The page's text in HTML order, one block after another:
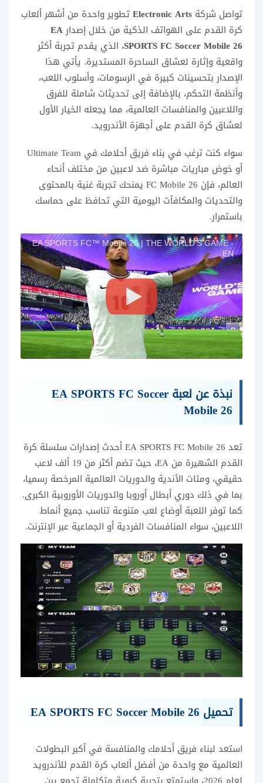
تواصل شركة Electronic Artsتطوير واحدة من أشهر ألعاب
كرة القدم على الهواتف الذكية من خلال إصدارEA
SPORTS FC Soccer Mobile 26، الذي يقدم تجربة أكثر
واقعية وإثارة لعشاق الساحرة المستديرة. يأتي هذا
الإصدار بتحسينات كبيرة في الرسومات، وأسلوب اللعب،
وأنظمة التحكم، بالإضافة إلى تحديثات شاملة للفرق
واللاعبين والمنافسات العالمية، مما يجعله الخيار الأول
لعشاق كرة القدم على أجهزة الأندرويد.
سواء كنت ترغب في بناء فريق أحلامك في Ultimate Team
أو خوض مباريات مباشرة ضد لاعبين من مختلف أنحاء
العالم، فإن FC Mobile 26 يمنحك تجربة غنية بالمحتوى
والتحديات والمكافآت اليومية التي تحافظ على حماسك
باستمرار.
EA SPORTS FC™ Mobile 26 | THE WORLD’S GAME -
EN
نبذة عن لعبة EA SPORTS FC Soccer
Mobile 26
تعد EA SPORTS FC Mobile 26 أحدث إصدارات سلسلة كرة
القدم الشهيرة من EA، حيث تضم أكثر من 19 ألف لاعب
حقيقي، ومئات الأندية والدوريات العالمية المرخصة رسميا،
بما في ذلك دوري أبطال أوروبا والدوريات الأوروبية الكبرى.
كما توفر اللعبة أوضاع لعب متنوعة تناسب جميع أنماط
اللاعبين، سواء المنافسات الفردية أو الجماعية عبر الإنترنت.
تحميل EA SPORTS FC Soccer Mobile 26
استعد لبناء فريق أحلامك والمنافسة في أكبر البطولات
العالمية مع واحدة من أفضل ألعاب كرة القدم للأندرويد